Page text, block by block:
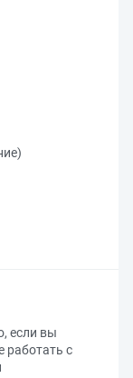
если вы
работать с